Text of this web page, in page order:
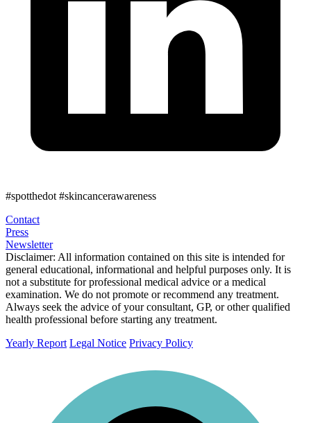
#spotthedot #skincancerawareness
Contact
Press
Newsletter
Disclaimer: All information contained on this site is intended for
general educational, informational and helpful purposes only. It is
not a substitute for professional medical advice or a medical
examination. We do not promote or recommend any treatment.
Always seek the advice of your consultant, GP, or other qualified
health professional before starting any treatment.
Yearly Report Legal Notice Privacy Policy